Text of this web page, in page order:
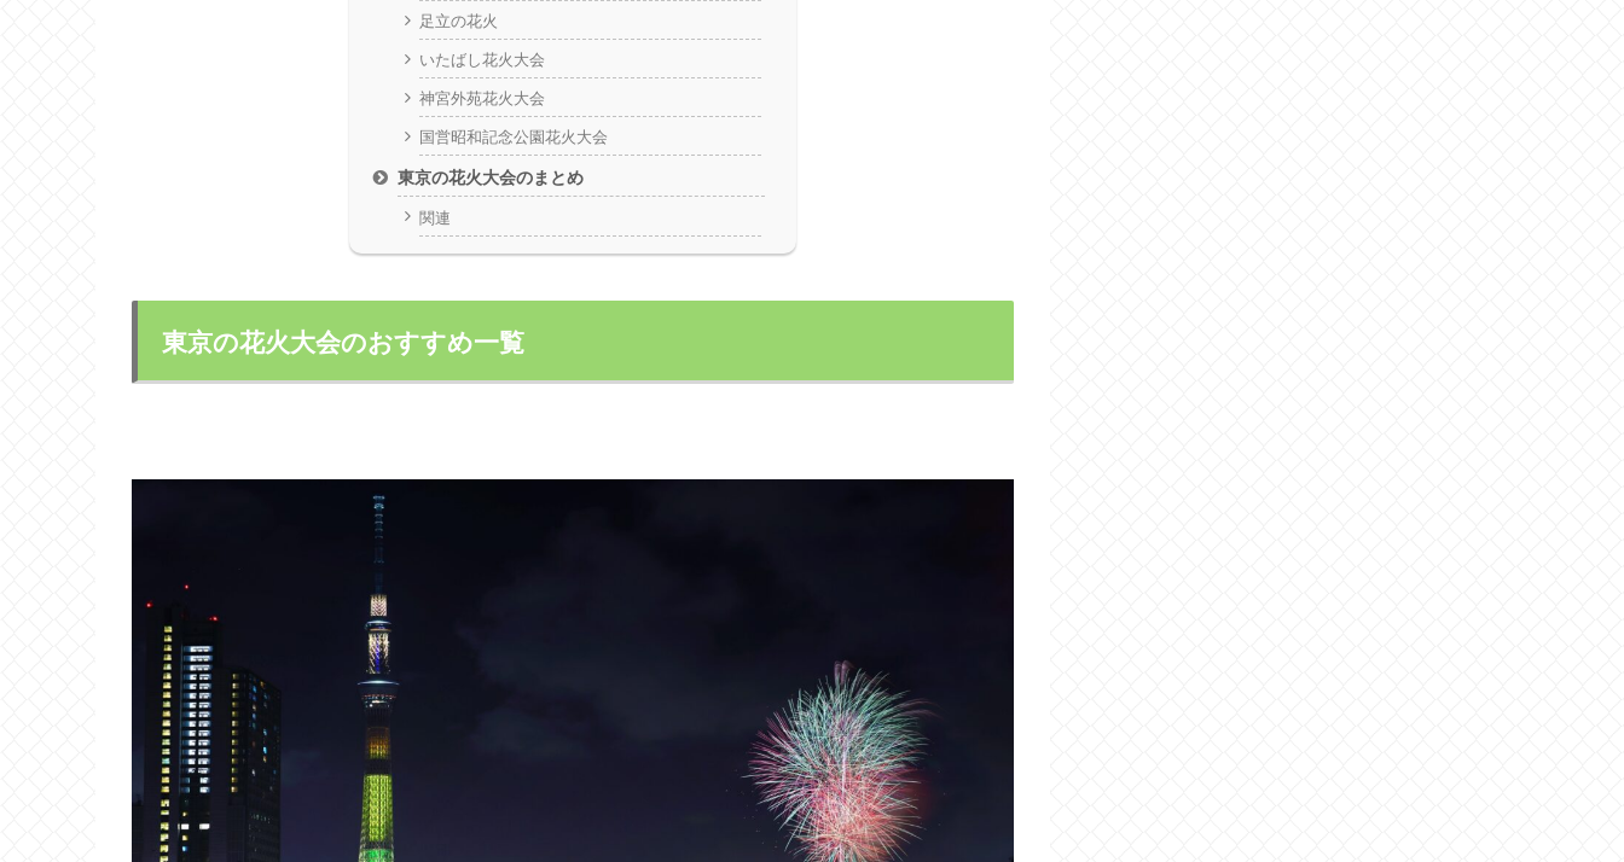
足立の花火
いたばし花火大会
神宮外苑花火大会
国営昭和記念公園花火大会
東京の花火大会のまとめ
関連
東京の花火大会のおすすめ一覧